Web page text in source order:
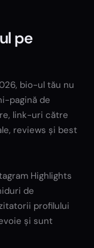
pe
bio-ul tău nu
pagină de
link-uri către
reviews și best
Highlights
de
profilului
și sunt